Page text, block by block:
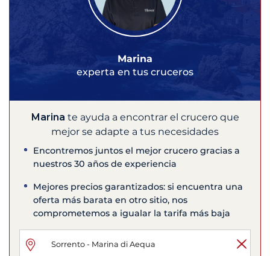
Marina
experta en tus cruceros
Marina te ayuda a encontrar el crucero que
mejor se adapte a tus necesidades
Encontremos juntos el mejor crucero gracias a
nuestros 30 años de experiencia
Mejores precios garantizados: si encuentra una
oferta más barata en otro sitio, nos
comprometemos a igualar la tarifa más baja